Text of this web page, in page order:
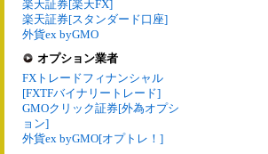
楽天証券[楽天FX]
楽天証券[スタンダード口座]
外貨ex byGMO
オプション業者
FXトレードフィナンシャル
[FXTFバイナリートレード]
GMOクリック証券[外為オプシ
ョン]
外貨ex byGMO[オプトレ！]